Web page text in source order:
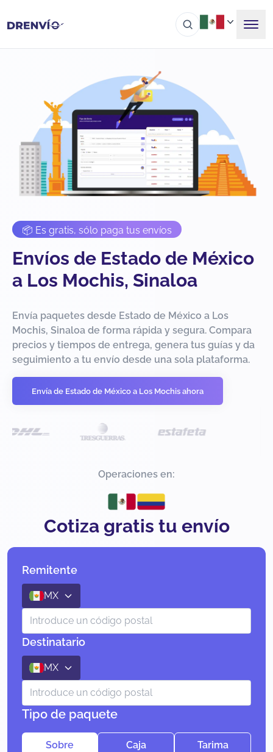
📦 Es gratis, sólo paga tus envíos
Envíos de Estado de México
a Los Mochis, Sinaloa
Envía paquetes desde Estado de México a Los
Mochis, Sinaloa de forma rápida y segura. Compara
precios y tiempos de entrega, genera tus guías y da
seguimiento a tu envío desde una sola plataforma.
Envía de Estado de México a Los Mochis ahora
Operaciones en:
Cotiza gratis tu envío
Remitente
MX
Destinatario
MX
Tipo de paquete
Sobre Caja Tarima